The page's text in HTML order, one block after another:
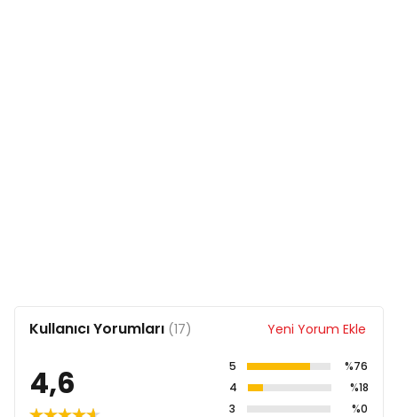
Kullanıcı Yorumları (17) Yeni Yorum Ekle
4,6 5
%76
4
%18
3
%0